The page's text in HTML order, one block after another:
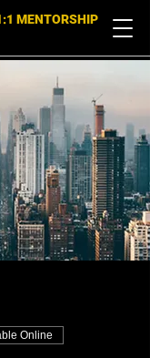
MENTORSHIP
Online